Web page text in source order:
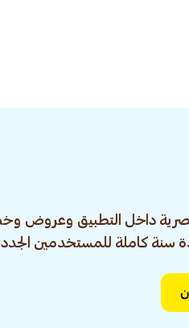
داخل التطبيق وعروض
سنة كاملة للمستخدمين